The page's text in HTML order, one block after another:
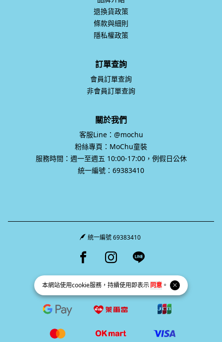
本網站使用cookie服務，持續使用即表示同意 。
初次購物
品牌介紹
退換貨政策
隱私權政策
訂單查詢
非會員訂單查詢
關於我們
客服Line：@mochu
粉絲專頁：MoChu童裝
統一編號 69383410
Facebook pageInstagram page
Line page